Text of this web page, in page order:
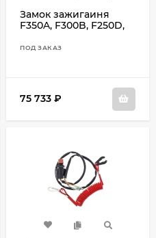
Замок зажигаиня
F350A, F300B, F250D,
ПОД ЗАКАЗ
75 733 ₽